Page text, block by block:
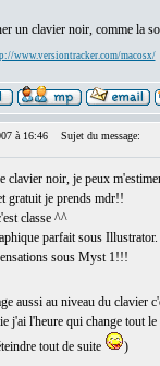
un clavier noir, comme la
www.versiontracker.com/macosx/
à 16:46 Sujet du message:
clavier noir, je peux
gratuit je prends mdr!!
classe ^^
parfait sous Illustrator.
sous Myst 1!!!
aussi au niveau du clavier
j'ai l'heure qui change tout
tout de suite
)